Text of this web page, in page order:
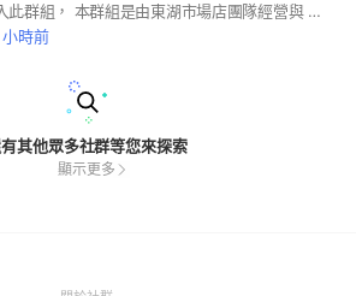
歡迎大家加入此群組， 本群組是由東湖市場店團隊經營與 服務消費者良性互動的平台。 #里仁 #東湖市場 #台北 #蔬食超市 #素食 #安心 #有機 #潔淨標章
時前
其他眾多社群等您來探索
顯示更多